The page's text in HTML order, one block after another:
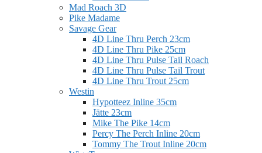
Mad Roach 3D
Pike Madame
Savage Gear
4D Line Thru Perch 23cm
4D Line Thru Pike 25cm
4D Line Thru Pulse Tail Roach
4D Line Thru Pulse Tail Trout
4D Line Thru Trout 25cm
Westin
Hypotteez Inline 35cm
Jätte 23cm
Mike The Pike 14cm
Percy The Perch Inline 20cm
Tommy The Trout Inline 20cm